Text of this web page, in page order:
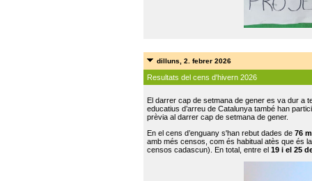
dilluns, 2. febrer 2026
Resultats del cens d'hivern 2026
El darrer cap de setmana de gener es va dur a
educatius d’arreu de Catalunya també han
prèvia al darrer cap de setmana de gener.
En el cens d’enguany s'han rebut dades de 76
amb més censos, com és habitual atès que és
censos cadascun). En total, entre el 19 i el 25